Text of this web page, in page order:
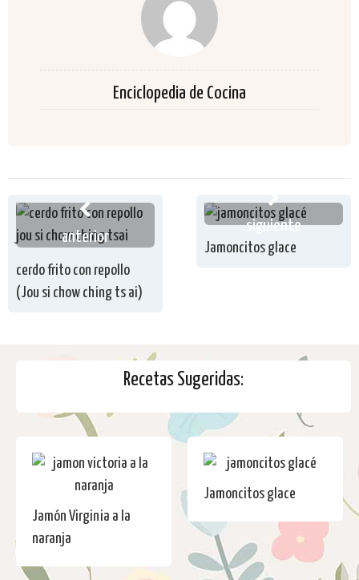
Enciclopedia de Cocina
anterior
cerdo frito con repollo
(Jou si chow ching ts ai)
siguiente
Jamoncitos glace
Recetas Sugeridas:
Jamón Virginia a la
naranja
Jamoncitos glace